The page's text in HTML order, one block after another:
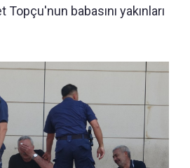
babasını yakınları